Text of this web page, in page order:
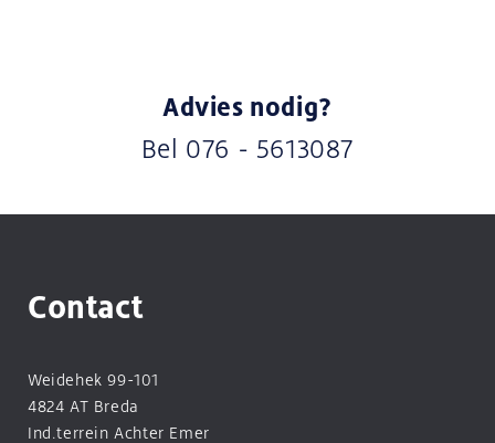
Advies nodig?
Bel 076 - 5613087
Contact
Weidehek 99-101
4824 AT Breda
Ind.terrein Achter Emer